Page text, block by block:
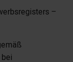
–